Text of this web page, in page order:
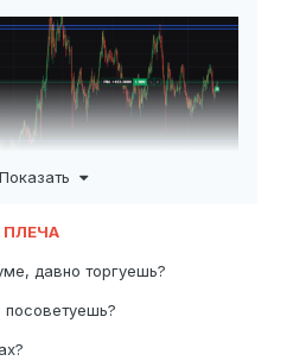
Показать
ПЛЕЧА
давно торгуешь?
посоветуешь?